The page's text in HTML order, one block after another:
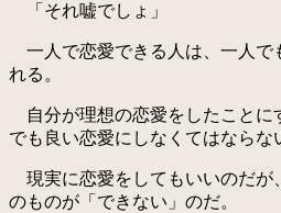
「それ嘘でしょ」
一人で恋愛できる人は、一人で
れる。
自分が理想の恋愛をしたことに
でも良い恋愛にしなくてはならな
現実に恋愛をしてもいいのだが
のものが「できない」のだ。